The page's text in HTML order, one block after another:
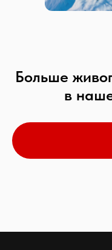
Больше
в